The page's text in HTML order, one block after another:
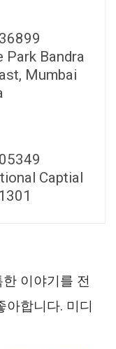
이야기를 전
아합니다. 미디
Park Bandra
Mumbai
Captial